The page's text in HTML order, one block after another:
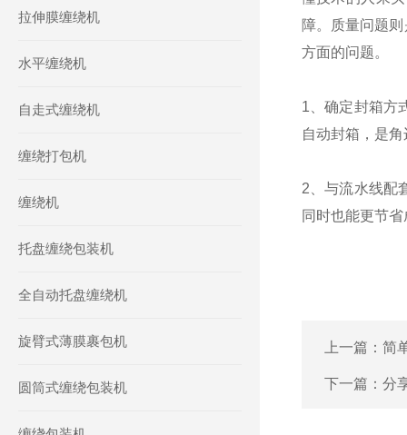
拉伸膜缠绕机
水平缠绕机
自走式缠绕机
缠绕打包机
缠绕机
托盘缠绕包装机
全自动托盘缠绕机
旋臂式薄膜裹包机
圆筒式缠绕包装机
障。质量问题
方面的问题。
1、确定封箱方
自动封箱，是
2、与流水线配
同时也能更节
上一篇： 简
下一篇： 分